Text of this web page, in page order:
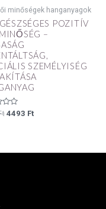
minőségek hanganyagok
POZITÍV
–
SZEMÉLYISÉG
4493 Ft